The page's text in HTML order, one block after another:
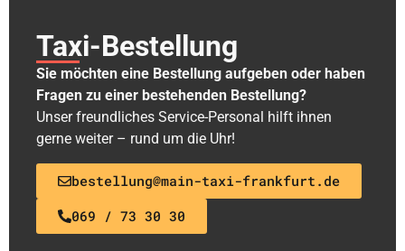
Taxi-Bestellung
Sie möchten eine Bestellung aufgeben oder haben
Fragen zu einer bestehenden Bestellung?
Unser freundliches Service-Personal hilft ihnen
gerne weiter – rund um die Uhr!
bestellung@main-taxi-frankfurt.de
069 / 73 30 30